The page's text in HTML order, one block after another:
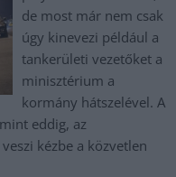
de most már nem csak
úgy kinevezi például a
tankerületi vezetőket a
minisztérium a
kormány hátszelével. A
eddig, az
kézbe a közvetlen